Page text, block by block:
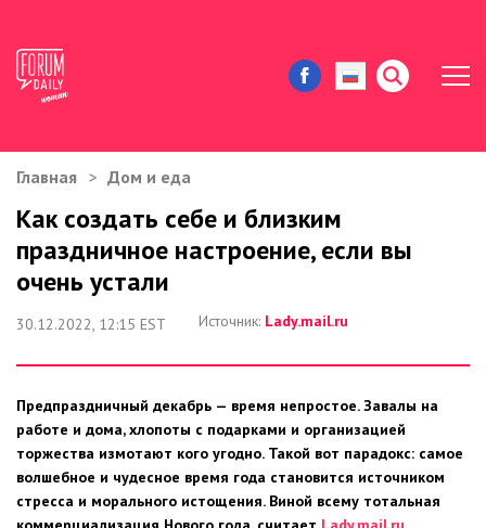
ЖИЗНЬ И ИСТОРИИ
ИММИГРАЦИЯ В США
ЗНАМЕНИТОСТИ
ЗДОРОВЬЕ И КРАСОТА
ДОМ И ЕДА
Главная Дом и еда
Как создать себе и близким
праздничное настроение, если вы
очень устали
30.12.2022, 12:15 EST Источник: Lady.mail.ru
Предпраздничный декабрь — время непростое. Завалы на
работе и дома, хлопоты с подарками и организацией
торжества измотают кого угодно. Такой вот парадокс: самое
волшебное и чудесное время года становится источником
стресса и морального истощения. Виной всему тотальная